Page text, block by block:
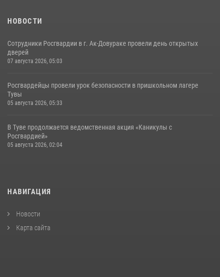
НОВОСТИ
Сотрудники Росгвардии в г. Ак-Довураке провели день открытых
дверей
07 августа 2026, 05:03
Росгвардейцы провели урок безопасности в пришкольном лагере
Тувы
05 августа 2026, 05:33
В Туве продолжается ведомственная акция «Каникулы с
Росгвардией»
05 августа 2026, 02:04
НАВИГАЦИЯ
Новости
Карта сайта